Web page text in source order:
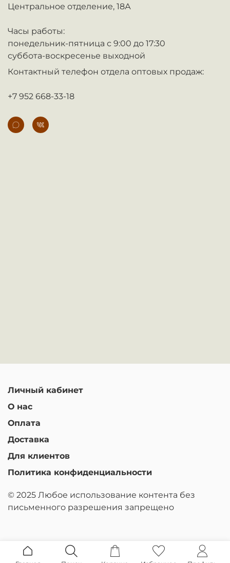
Центральное отделение, 18А
Часы работы:
понедельник-пятница с 9:00 до 17:30
суббота-воскресенье выходной
Контактный телефон отдела оптовых продаж:
+7 952 668-33-18
Личный кабинет
О нас
Оплата
Доставка
Для клиентов
Политика конфиденциальности
© 2025 Любое использование контента без
письменного разрешения запрещено